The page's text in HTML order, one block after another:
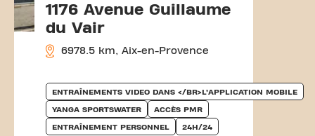
1176 Avenue Guillaume
du Vair
6978.5 km, Aix-en-Provence
ENTRAÎNEMENTS VIDEO DANS </BR>L’APPLICATION MOBILE
YANGA SPORTSWATER ACCÈS PMR
ENTRAÎNEMENT PERSONNEL 24H/24